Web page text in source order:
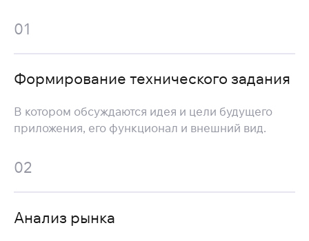
01
Формирование технического задания
В котором обсуждаются идея и цели будущего
приложения, его функционал и внешний вид.
02
Анализ рынка